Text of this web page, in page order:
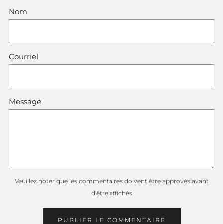
Nom
Courriel
Message
Veuillez noter que les commentaires doivent être approvés avant
d'être affichés